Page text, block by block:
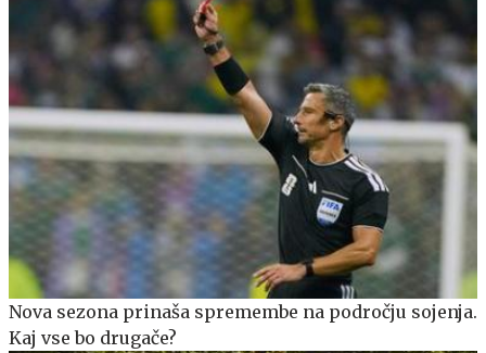
Nova sezona prinaša spremembe na področju sojenja.
Kaj vse bo drugače?